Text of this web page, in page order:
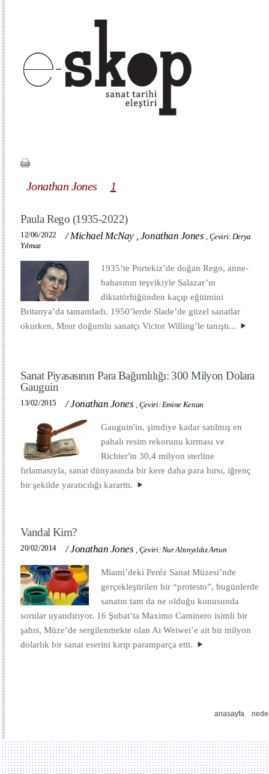
Jonathan Jones 1
Paula Rego (1935-2022)
12/06/2022 /Michael McNay , Jonathan Jones , Çeviri: Derya
Yılmaz
1935’te Portekiz’de doğan Rego, anne-
babasının teşvikiyle Salazar’ın
diktatörlüğünden kaçıp eğitimini
Britanya’da tamamladı. 1950’lerde Slade’de güzel sanatlar
okurken, Mısır doğumlu sanatçı Victor Willing’le tanıştı...
Sanat Piyasasının Para Bağımlılığı: 300 Milyon Dolara
Gauguin
13/02/2015 /Jonathan Jones , Çeviri: Emine Kenan
Gauguin'in, şimdiye kadar satılmış en
pahalı resim rekorunu kırması ve
Richter'in 30,4 milyon sterline
fırlamasıyla, sanat dünyasında bir kere daha para hırsı, iğrenç
bir şekilde yaratıcılığı kararttı.
Vandal Kim?
20/02/2014 /Jonathan Jones , Çeviri: Nur Altınyıldız Artun
Miami’deki Peréz Sanat Müzesi’nde
gerçekleştirilen bir “protesto”, bugünlerde
sanatın tam da ne olduğu konusunda
sorular uyandırıyor. 16 Şubat’ta Maximo Caminero isimli bir
şahıs, Müze’de sergilenmekte olan Ai Weiwei’e ait bir milyon
dolarlık bir sanat eserini kırıp paramparça etti.
anasayfa